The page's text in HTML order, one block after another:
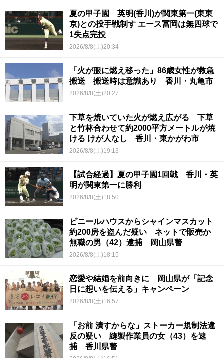
夏の甲子園 英明(香川)が関東第一(東東
京)との投手戦制す エース冨岡は無四球で
1失点完投
2026/8/8(土)20:34
「火が服に燃え移った」86歳女性が救急
搬送 搬送時は意識あり 香川・丸亀市
2026/8/8(土)20:27
下草を焼いていた火が燃え広がる 下草
と竹林合わせて約2000平方メートルが焼
ける けが人なし 香川・東かがわ市
2026/8/8(土)19:13
【試合経過】夏の甲子園1回戦 香川・英
明が関東第一に勝利
2026/8/8(土)18:50
ビニールハウスからシャインマスカット
約200房を盗んだ疑い ネットで販売か
無職の男（42）逮捕 岡山県警
2026/8/8(土)18:15
恋愛や結婚を前向きに 岡山県が「記念
日に想いを伝える」キャンペーン
2026/8/8(土)16:57
「お前 潰すからな」ストーカー規制法違
反の疑い 縫製作業員の女（43）を逮
捕 香川県警